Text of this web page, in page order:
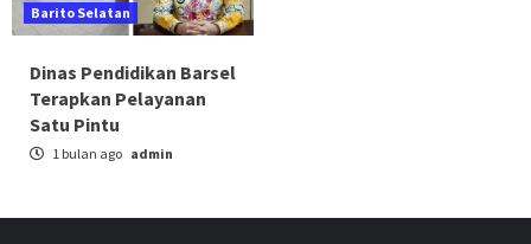
Barito Selatan
Dinas Pendidikan Barsel
Terapkan Pelayanan
Satu Pintu
1 bulan ago admin